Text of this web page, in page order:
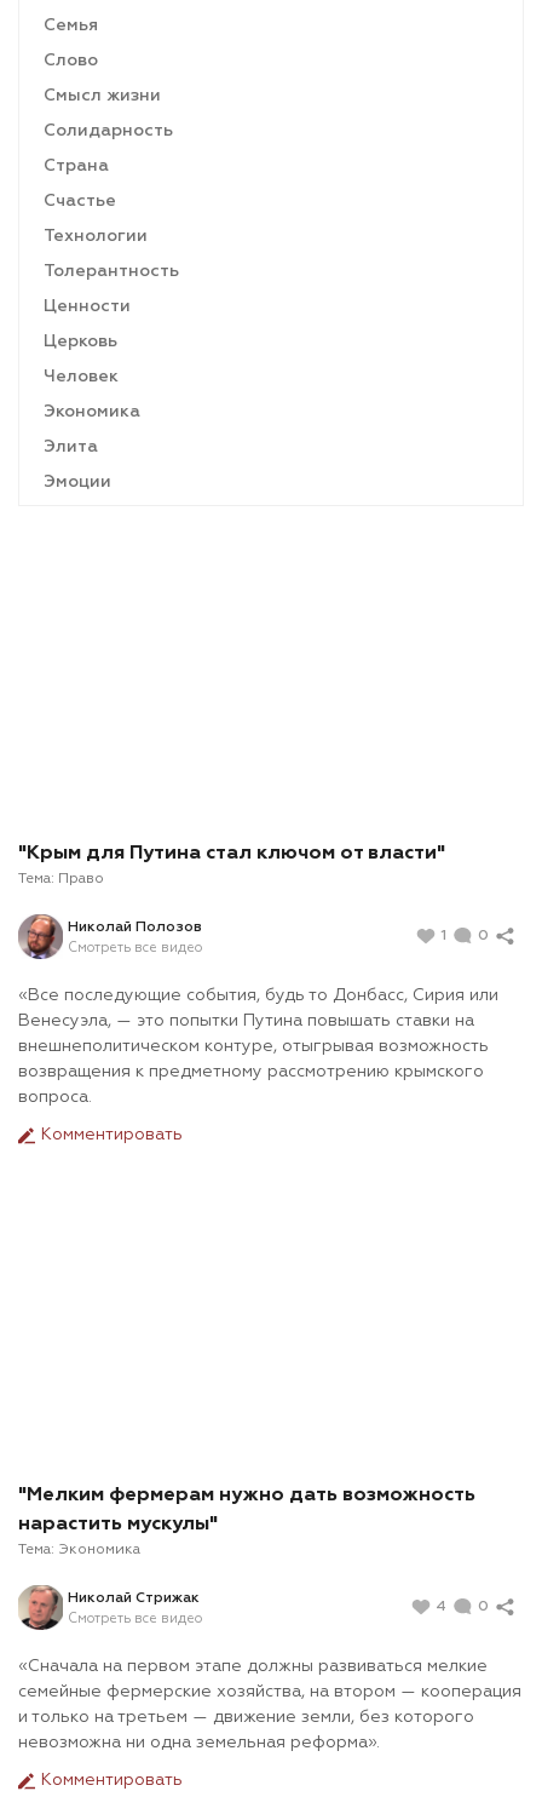
Семья
Слово
Смысл жизни
Солидарность
Страна
Счастье
Технологии
Толерантность
Ценности
Церковь
Человек
Экономика
Элита
Эмоции
"Крым для Путина стал ключом от власти"
Тема: Право
Николай Полозов
Смотреть все видео
1 0
«Все последующие события, будь то Донбасс, Сирия или
Венесуэла, — это попытки Путина повышать ставки на
внешнеполитическом контуре, отыгрывая возможность
возвращения к предметному рассмотрению крымского
вопроса.
Комментировать
"Мелким фермерам нужно дать возможность
нарастить мускулы"
Тема: Экономика
Николай Стрижак
Смотреть все видео
4 0
«Сначала на первом этапе должны развиваться мелкие
семейные фермерские хозяйства, на втором — кооперация
и только на третьем — движение земли, без которого
невозможна ни одна земельная реформа».
Комментировать